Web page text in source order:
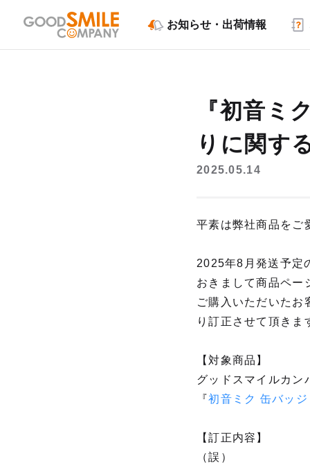
お知らせ・出荷情報
『初音ミ
りに関す
2025.05.14
平素は弊社商品をご
2025年8月発送予定
おきまして商品ペー
ご購入いただいたお
り訂正させて頂きま
【対象商品】
グッドスマイルカン
『初音ミク 缶バッ
【訂正内容】
（誤）